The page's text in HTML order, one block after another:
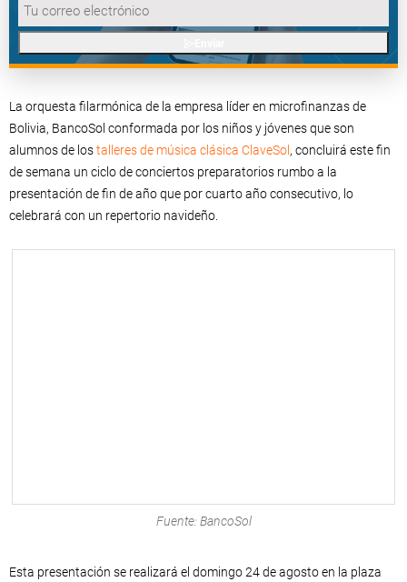
La orquesta filarmónica de la empresa líder en microfinanzas de
Bolivia, BancoSol conformada por los niños y jóvenes que son
alumnos de lostalleres de música clásica ClaveSol , concluirá este fin
de semana un ciclo de conciertos preparatorios rumbo a la
presentación de fin de año que por cuarto año consecutivo, lo
celebrará con un repertorio navideño.
Fuente: BancoSol
Esta presentación se realizará el domingo 24 de agosto en la plaza